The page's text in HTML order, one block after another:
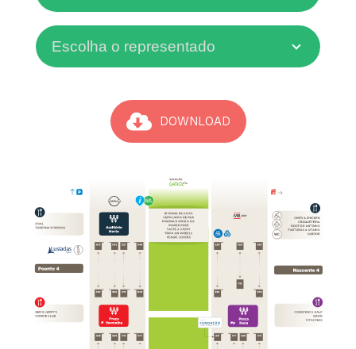
Escolha o representado
DOWNLOAD